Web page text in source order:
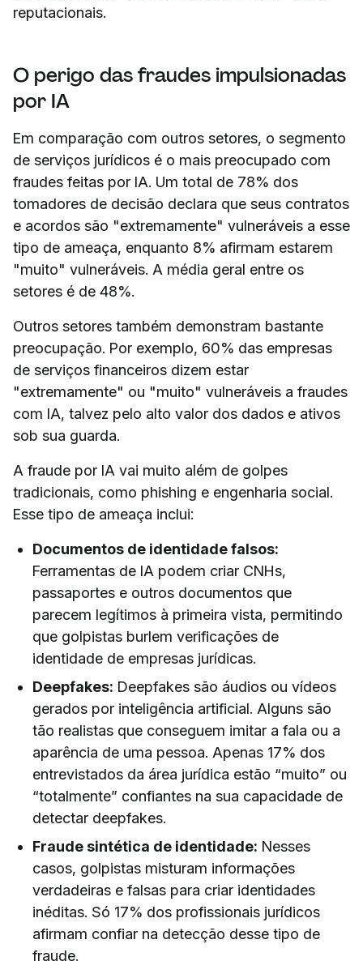
reputacionais.
O perigo das fraudes impulsionadas
por IA
Em comparação com outros setores, o segmento
de serviços jurídicos é o mais preocupado com
fraudes feitas por IA. Um total de 78% dos
tomadores de decisão declara que seus contratos
e acordos são "extremamente" vulneráveis a esse
tipo de ameaça, enquanto 8% afirmam estarem
"muito" vulneráveis. A média geral entre os
setores é de 48%.
Outros setores também demonstram bastante
preocupação. Por exemplo, 60% das empresas
de serviços financeiros dizem estar
"extremamente" ou "muito" vulneráveis a fraudes
com IA, talvez pelo alto valor dos dados e ativos
sob sua guarda.
A fraude por IA vai muito além de golpes
tradicionais, como phishing e engenharia social.
Esse tipo de ameaça inclui:
Documentos de identidade falsos:
Ferramentas de IA podem criar CNHs,
passaportes e outros documentos que
parecem legítimos à primeira vista, permitindo
que golpistas burlem verificações de
identidade de empresas jurídicas.
Deepfakes: Deepfakes são áudios ou vídeos
gerados por inteligência artificial. Alguns são
tão realistas que conseguem imitar a fala ou a
aparência de uma pessoa. Apenas 17% dos
entrevistados da área jurídica estão “muito” ou
“totalmente” confiantes na sua capacidade de
detectar deepfakes.
Fraude sintética de identidade: Nesses
casos, golpistas misturam informações
verdadeiras e falsas para criar identidades
inéditas. Só 17% dos profissionais jurídicos
afirmam confiar na detecção desse tipo de
fraude.